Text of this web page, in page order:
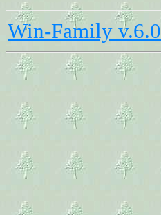
Win-Family v.6.0